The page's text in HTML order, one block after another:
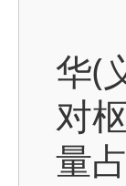
华(
对
量